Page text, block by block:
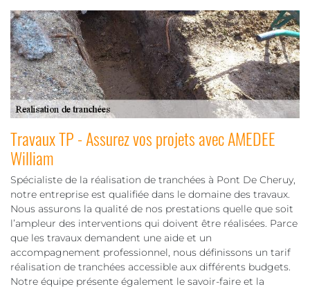
Travaux TP - Assurez vos projets avec AMEDEE
William
Spécialiste de la réalisation de tranchées à Pont De Cheruy,
notre entreprise est qualifiée dans le domaine des travaux.
Nous assurons la qualité de nos prestations quelle que soit
l’ampleur des interventions qui doivent être réalisées. Parce
que les travaux demandent une aide et un
accompagnement professionnel, nous définissons un tarif
réalisation de tranchées accessible aux différents budgets.
Notre équipe présente également le savoir-faire et la